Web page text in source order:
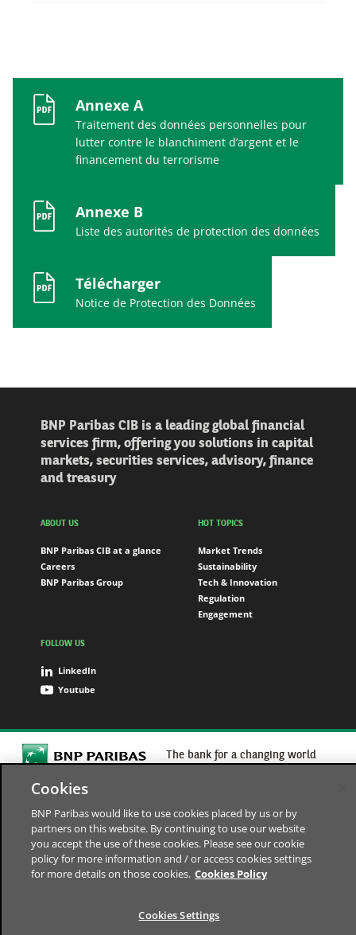
Annexe A
Traitement des données personnelles pour
lutter contre le blanchiment d’argent et le
financement du terrorisme
Annexe B
Liste des autorités de protection des données
Télécharger
Notice de Protection des Données
BNP Paribas CIB is a leading global financial
services firm, offering you solutions in capital
markets, securities services, advisory, finance
and treasury
ABOUT US
BNP Paribas CIB at a glance
Careers
BNP Paribas Group
HOT TOPICS
Market Trends
Sustainability
Tech & Innovation
Regulation
Engagement
FOLLOW US
LinkedIn
Youtube
The bank for a changing world
Sitemap
© BNP Paribas
Cookies
BNP Paribas would like to use cookies placed by us or by
partners on this website. By continuing to use our website
you accept the use of these cookies. Please see our cookie
policy for more information and / or access cookies settings
for more details on those cookies. Cookies Policy
Cookies Settings